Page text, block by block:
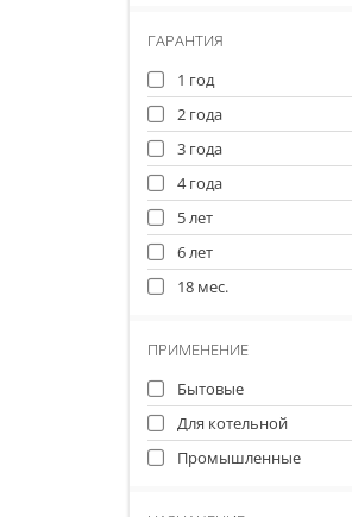
ГАРАНТИЯ
1 год
2 года
3 года
4 года
5 лет
6 лет
18 мес.
ПРИМЕНЕНИЕ
Бытовые
Для котельной
Промышленные